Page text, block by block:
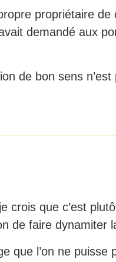
propriétaire de
demandé aux
de bon sens
crois que c’est
de faire dynamiter
que l’on ne puisse